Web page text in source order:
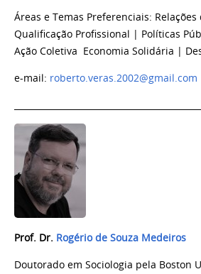
Áreas e Temas Preferenciais:
Qualificação Profissional | Políticas
Ação Coletiva Economia Solidária |
e-mail: roberto.veras.2002@gmail.com
Prof. Dr. Rogério de Souza Medeiros
Doutorado em Sociologia pela Boston